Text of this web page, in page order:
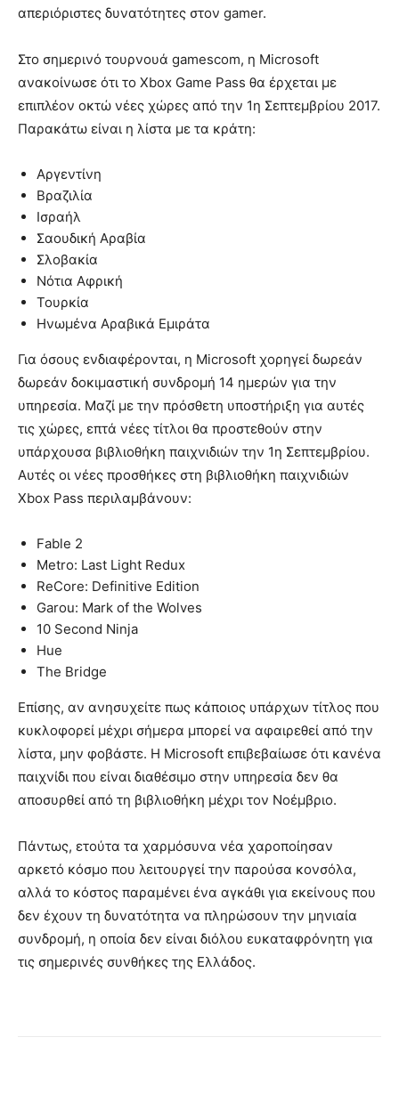
απεριόριστες δυνατότητες στον gamer.
Στο σημερινό τουρνουά gamescom, η Microsoft
ανακοίνωσε ότι το Xbox Game Pass θα έρχεται με
επιπλέον οκτώ νέες χώρες από την 1η Σεπτεμβρίου 2017.
Παρακάτω είναι η λίστα με τα κράτη:
Αργεντίνη
Βραζιλία
Ισραήλ
Σαουδική Αραβία
Σλοβακία
Νότια Αφρική
Τουρκία
Ηνωμένα Αραβικά Εμιράτα
Για όσους ενδιαφέρονται, η Microsoft χορηγεί δωρεάν
δωρεάν δοκιμαστική συνδρομή 14 ημερών για την
υπηρεσία. Μαζί με την πρόσθετη υποστήριξη για αυτές
τις χώρες, επτά νέες τίτλοι θα προστεθούν στην
υπάρχουσα βιβλιοθήκη παιχνιδιών την 1η Σεπτεμβρίου.
Αυτές οι νέες προσθήκες στη βιβλιοθήκη παιχνιδιών
Xbox Pass περιλαμβάνουν:
Fable 2
Metro: Last Light Redux
ReCore: Definitive Edition
Garou: Mark of the Wolves
10 Second Ninja
Hue
The Bridge
Επίσης, αν ανησυχείτε πως κάποιος υπάρχων τίτλος που
κυκλοφορεί μέχρι σήμερα μπορεί να αφαιρεθεί από την
λίστα, μην φοβάστε. Η Microsoft επιβεβαίωσε ότι κανένα
παιχνίδι που είναι διαθέσιμο στην υπηρεσία δεν θα
αποσυρθεί από τη βιβλιοθήκη μέχρι τον Νοέμβριο.
Πάντως, ετούτα τα χαρμόσυνα νέα χαροποίησαν
αρκετό κόσμο που λειτουργεί την παρούσα κονσόλα,
αλλά το κόστος παραμένει ένα αγκάθι για εκείνους που
δεν έχουν τη δυνατότητα να πληρώσουν την μηνιαία
συνδρομή, η οποία δεν είναι διόλου ευκαταφρόνητη για
τις σημερινές συνθήκες της Ελλάδος.